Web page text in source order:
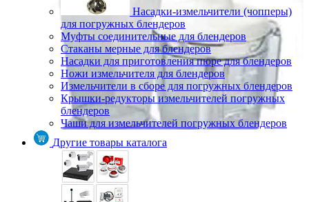
Насадки-измельчители (чопперы)
для погружных блендеров
Муфты соединительные для блендеров
Стаканы мерные для блендеров
Насадки для приготовления пюре для блендеров
Ножи измельчителя для блендеров
Измельчители в сборе для погружных блендеров
Крышки-редукторы измельчителей погружных
блендеров
Чаши для измельчителей погружных блендеров
Другие товары каталога